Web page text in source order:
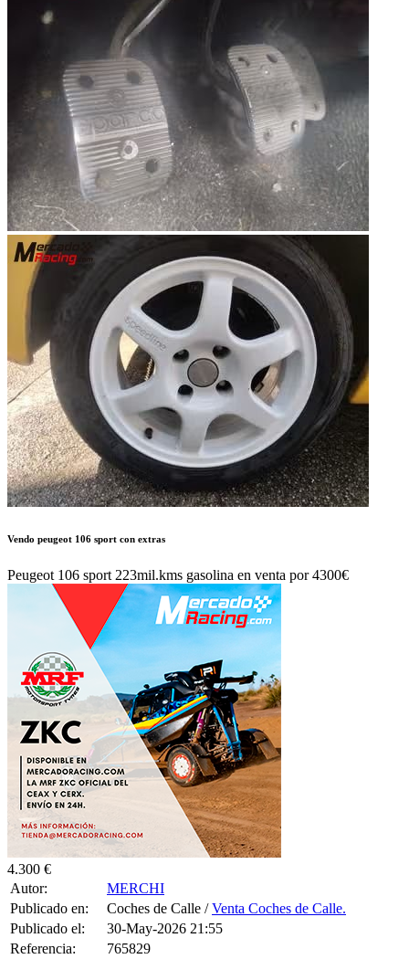
Vendo peugeot 106 sport con extras
Peugeot 106 sport 223mil.kms gasolina en venta por 4300€
4.300 €
Autor:
MERCHI
Publicado en:
Coches de Calle /Venta Coches de Calle.
Publicado el:
30-May-2026 21:55
Referencia:
765829